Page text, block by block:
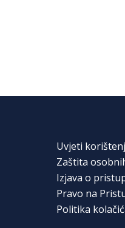
Uvjeti
Zaštita
Izjava o
Pravo na
Politika